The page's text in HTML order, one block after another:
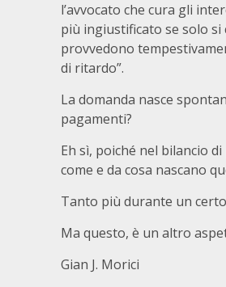
l’avvocato che cura gli
più ingiustificato se solo si
provvedono
di ritardo”.
La domanda nasce
pagamenti?
Eh sì, poiché nel bilancio
come e da cosa nascano
Tanto più durante un
Ma questo, è un altro
Gian J. Morici